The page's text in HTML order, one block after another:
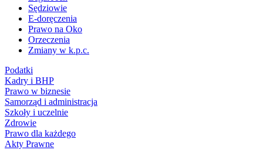
Sędziowie
E-doręczenia
Prawo na Oko
Orzeczenia
Zmiany w k.p.c.
Podatki
Kadry i BHP
Prawo w biznesie
Samorząd i administracja
Szkoły i uczelnie
Zdrowie
Prawo dla każdego
Akty Prawne